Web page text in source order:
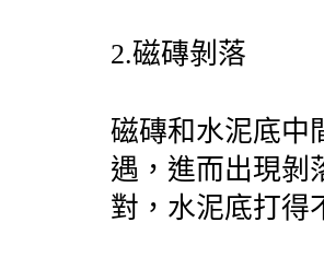
2.磁磚剝落
磁磚和水泥底中
遇，進而出現剝
對，水泥底打得